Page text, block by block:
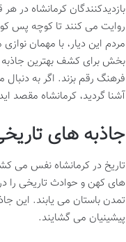
بازدیدکنندگان کرمانشاه در
روایت می کنند تا کوچه پس
مردم این دیار، با مهمان
بخش برای کشف بهترین جاذبه
فرهنگ رقم بزند. اگر به
آشنا گردید، کرمانشاه مقصد
جاذبه های
تاریخ در کرمانشاه نفس می
های کهن و حوادث تاریخی را در
تمدن باستان می یابند. این
پیشینیان می گشایند.